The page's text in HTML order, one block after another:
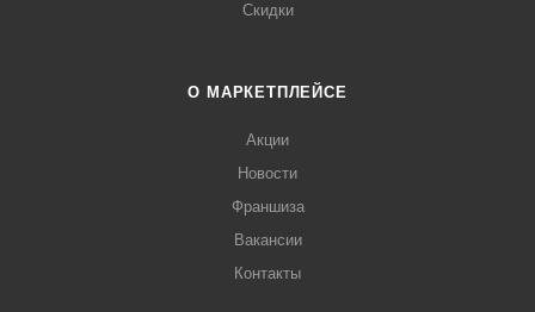
Скидки
О МАРКЕТПЛЕЙСЕ
Акции
Новости
Франшиза
Вакансии
Контакты